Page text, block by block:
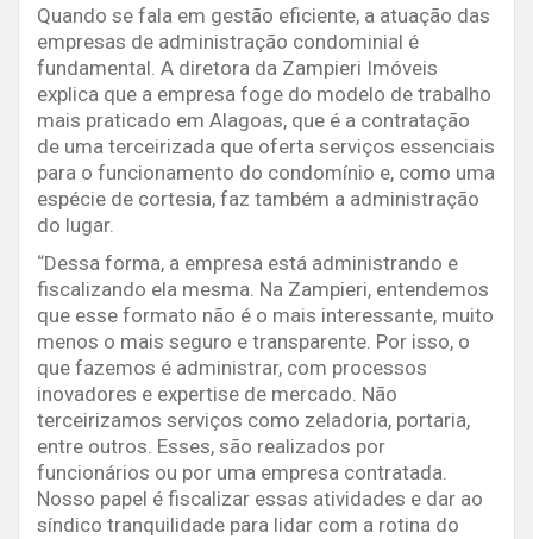
Quando se fala em gestão eficiente, a atuação das
empresas de administração condominial é
fundamental. A diretora da Zampieri Imóveis
explica que a empresa foge do modelo de trabalho
mais praticado em Alagoas, que é a contratação
de uma terceirizada que oferta serviços essenciais
para o funcionamento do condomínio e, como uma
espécie de cortesia, faz também a administração
do lugar.
“Dessa forma, a empresa está administrando e
fiscalizando ela mesma. Na Zampieri, entendemos
que esse formato não é o mais interessante, muito
menos o mais seguro e transparente. Por isso, o
que fazemos é administrar, com processos
inovadores e expertise de mercado. Não
terceirizamos serviços como zeladoria, portaria,
entre outros. Esses, são realizados por
funcionários ou por uma empresa contratada.
Nosso papel é fiscalizar essas atividades e dar ao
síndico tranquilidade para lidar com a rotina do